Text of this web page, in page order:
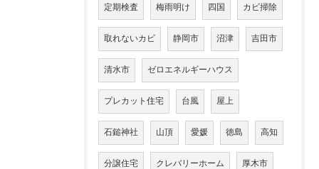
定期検査 梅雨明け 四国 カビ掃除
取れないカビ 静岡市 沼津 吉田市
清水市 ゼロエネルギーハウス
プレカット住宅 台風 屋上
石鎚神社 山頂 愛媛 徳島 高知
分譲住宅 クレバリーホーム 厚木市